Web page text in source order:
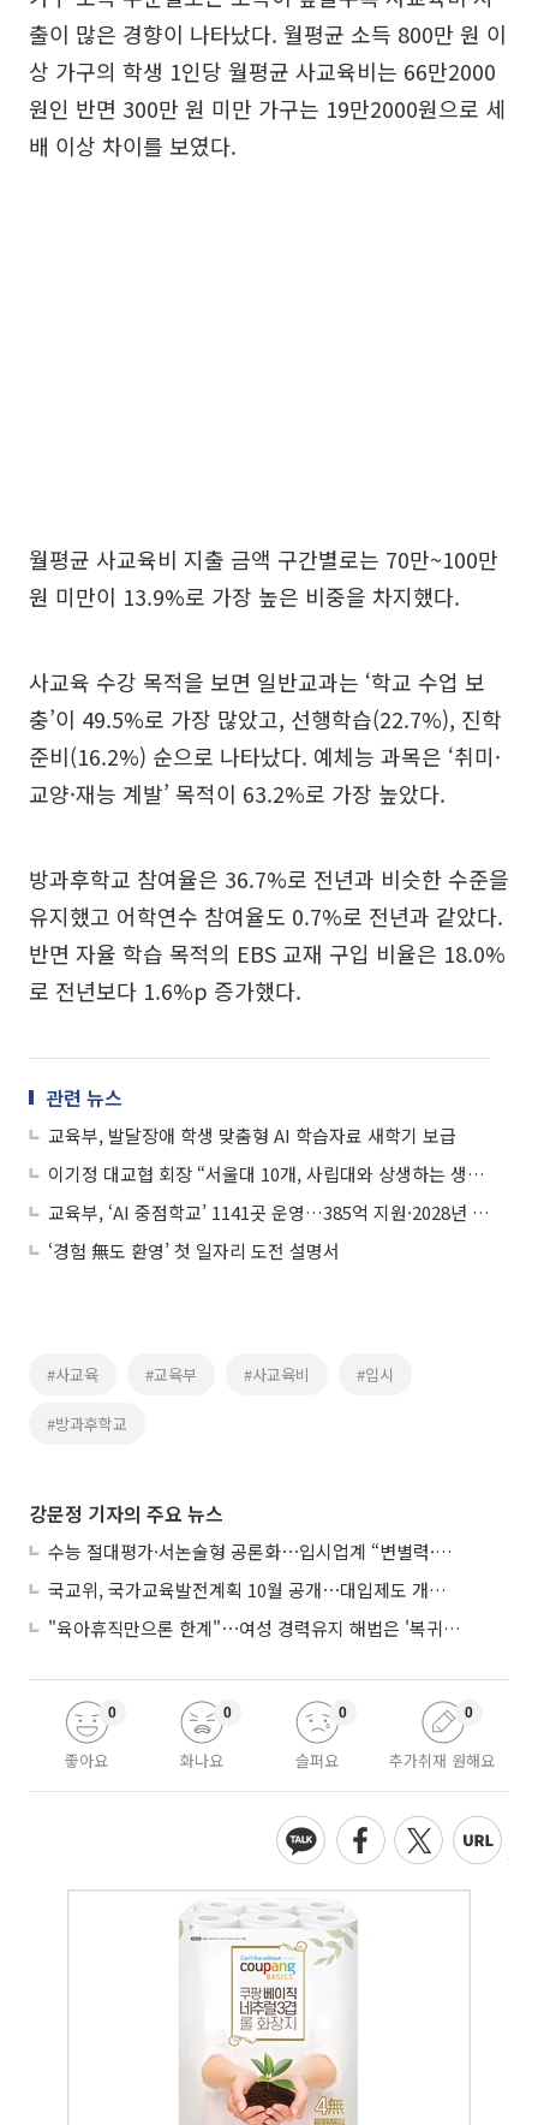
출이 많은 경향이 나타났다. 월평균 소득 800만 원 이
상 가구의 학생 1인당 월평균 사교육비는 66만2000
원인 반면 300만 원 미만 가구는 19만2000원으로 세
배 이상 차이를 보였다.
월평균 사교육비 지출 금액 구간별로는 70만~100만
원 미만이 13.9%로 가장 높은 비중을 차지했다.
사교육 수강 목적을 보면 일반교과는 ‘학교 수업 보
충’이 49.5%로 가장 많았고, 선행학습(22.7%), 진학
준비(16.2%) 순으로 나타났다. 예체능 과목은 ‘취미·
교양·재능 계발’ 목적이 63.2%로 가장 높았다.
방과후학교 참여율은 36.7%로 전년과 비슷한 수준을
유지했고 어학연수 참여율도 0.7%로 전년과 같았다.
반면 자율 학습 목적의 EBS 교재 구입 비율은 18.0%
로 전년보다 1.6%p 증가했다.
관련 뉴스
교육부, 발달장애 학생 맞춤형 AI 학습자료 새학기 보급
이기정 대교협 회장 “서울대 10개, 사립대와 상생하는 생태계로 가야”
교육부, ‘AI 중점학교’ 1141곳 운영…385억 지원·2028년 2000개교 확대
‘경험 無도 환영’ 첫 일자리 도전 설명서
#사교육 #교육부 #사교육비 #입시
#방과후학교
강문정 기자의 주요 뉴스
수능 절대평가·서논술형 공론화⋯입시업계 “변별력·사교육 대책 먼저”
국교위, 국가교육발전계획 10월 공개⋯대입제도 개편 공론화 추진
"육아휴직만으론 한계"⋯여성 경력유지 해법은 '복귀 후 유연근무’
좋아요
0
화나요
0
슬퍼요
0
추가취재 원해요
0